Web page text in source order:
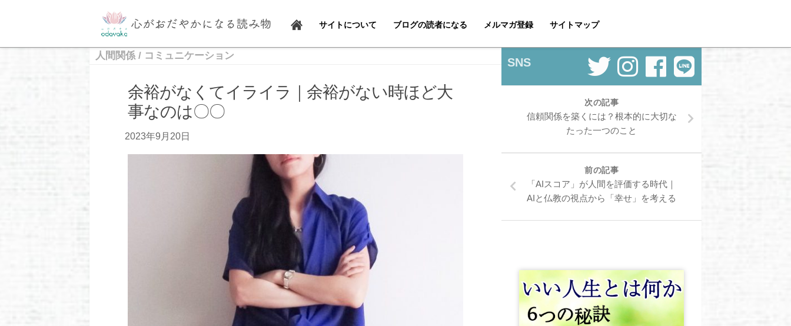
サイトについて ブログの読者になる メルマガ登録 サイトマップ
人間関係 / コミュニケーション
余裕がなくてイライラ｜余裕がない時ほど大
事なのは〇〇
2023年9月20日
SNS
次の記事
信頼関係を築くには？根本的に大切な
たった一つのこと
前の記事
「AIスコア」が人間を評価する時代｜
AIと仏教の視点から「幸せ」を考える